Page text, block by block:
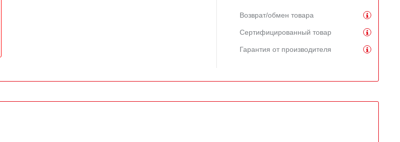
Возврат/обмен товара
Сертифицированный товар
Гарантия от производителя